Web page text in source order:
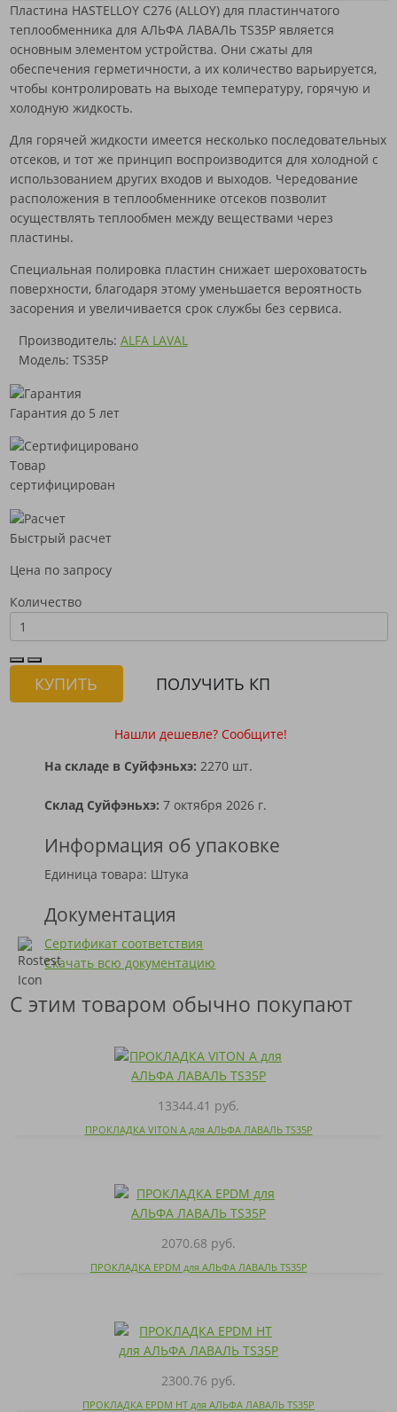
Пластина HASTELLOY C276 (ALLOY) для пластинчатого
теплообменника для АЛЬФА ЛАВАЛЬ TS35P является
основным элементом устройства. Они сжаты для
обеспечения герметичности, а их количество варьируется,
чтобы контролировать на выходе температуру, горячую и
холодную жидкость.
Для горячей жидкости имеется несколько последовательных
отсеков, и тот же принцип воспроизводится для холодной с
использованием других входов и выходов. Чередование
расположения в теплообменнике отсеков позволит
осуществлять теплообмен между веществами через
пластины.
Специальная полировка пластин снижает шероховатость
поверхности, благодаря этому уменьшается вероятность
засорения и увеличивается срок службы без сервиса.
Производитель: ALFA LAVAL
Модель: TS35P
Гарантия до 5 лет
Товар
сертифицирован
Быстрый расчет
Цена по запросу
Количество
КУПИТЬ ПОЛУЧИТЬ КП
Нашли дешевле? Сообщите!
На складе в Суйфэньхэ: 2270 шт.
Склад Суйфэньхэ: 7 октября 2026 г.
Информация об упаковке
Единица товара: Штука
Документация
Сертификат соответствия
Скачать всю документацию
С этим товаром обычно покупают
13344.41 руб.
ПРОКЛАДКА VITON A для АЛЬФА ЛАВАЛЬ TS35P
2070.68 руб.
ПРОКЛАДКА EPDM для АЛЬФА ЛАВАЛЬ TS35P
2300.76 руб.
ПРОКЛАДКА EPDM HT для АЛЬФА ЛАВАЛЬ TS35P